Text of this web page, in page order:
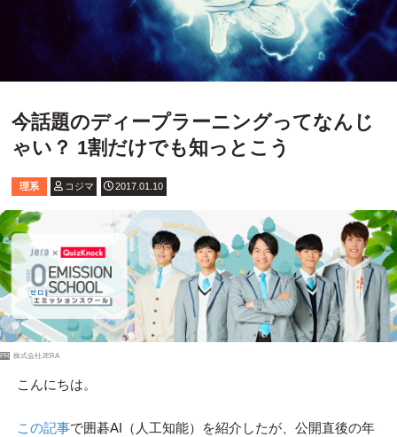
今話題のディープラーニングってなんじ
ゃい？ 1割だけでも知っとこう
理系 コジマ 2017.01.10
PR 株式会社JERA
こんにちは。
この記事で囲碁AI（人工知能）を紹介したが、公開直後の年